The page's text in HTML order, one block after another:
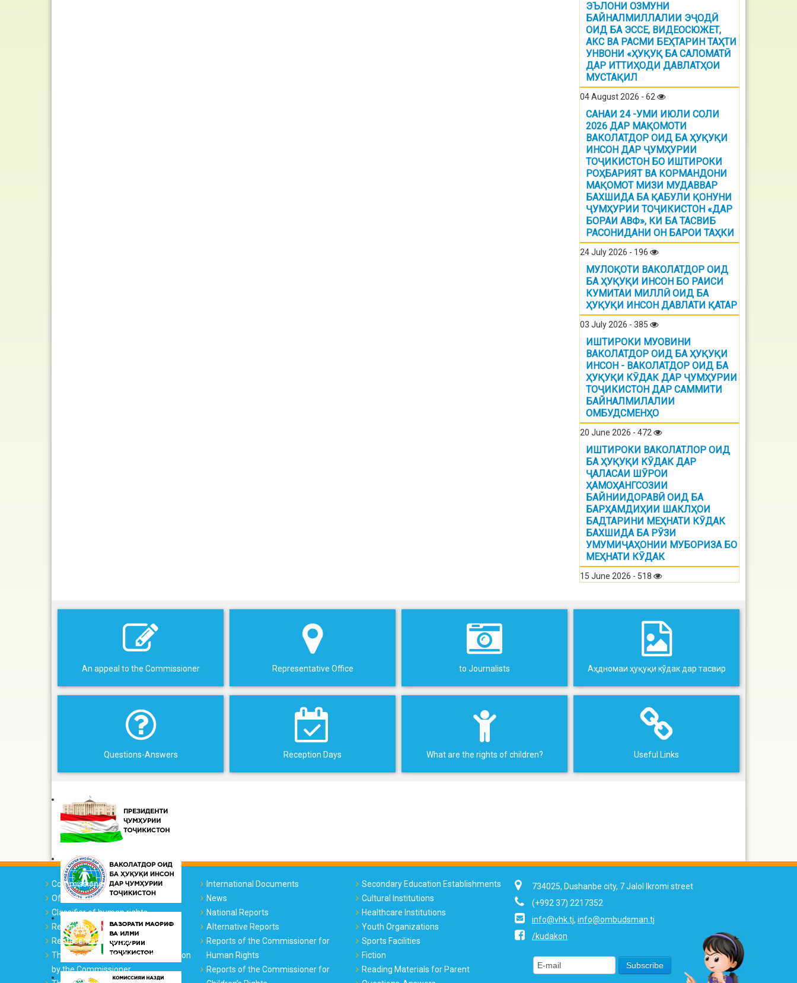
ЭЪЛОНИ ОЗМУНИ
БАЙНАЛМИЛЛАЛИИ ЭҶОДӢ
ОИД БА ЭССЕ, ВИДЕОСЮЖЕТ,
АКС ВА РАСМИ БЕҲТАРИН ТАҲТИ
УНВОНИ «ҲУҚУҚ БА САЛОМАТӢ
ДАР ИТТИҲОДИ ДАВЛАТҲОИ
МУСТАҚИЛ
04 August 2026 - 62
САНАИ 24 -УМИ ИЮЛИ СОЛИ
2026 ДАР МАҚОМОТИ
ВАКОЛАТДОР ОИД БА ҲУҚУҚИ
ИНСОН ДАР ҶУМҲУРИИ
ТОҶИКИСТОН БО ИШТИРОКИ
РОҲБАРИЯТ ВА КОРМАНДОНИ
МАҚОМОТ МИЗИ МУДАВВАР
БАХШИДА БА ҚАБУЛИ ҚОНУНИ
ҶУМҲУРИИ ТОҶИКИСТОН «ДАР
БОРАИ АВФ», КИ БА ТАСВИБ
РАСОНИДАНИ ОН БАРОИ ТАҲКИ
24 July 2026 - 196
МУЛОҚОТИ ВАКОЛАТДОР ОИД
БА ҲУҚУҚИ ИНСОН БО РАИСИ
КУМИТАИ МИЛЛӢ ОИД БА
ҲУҚУҚИ ИНСОН ДАВЛАТИ ҚАТАР
03 July 2026 - 385
ИШТИРОКИ МУОВИНИ
ВАКОЛАТДОР ОИД БА ҲУҚУҚИ
ИНСОН - ВАКОЛАТДОР ОИД БА
ҲУҚУҚИ КӮДАК ДАР ҶУМҲУРИИ
ТОҶИКИСТОН ДАР САММИТИ
БАЙНАЛМИЛАЛИИ
ОМБУДСМЕНҲО
20 June 2026 - 472
ИШТИРОКИ ВАКОЛАТЛОР ОИД
БА ҲУҚУҚИ КӮДАК ДАР
ҶАЛАСАИ ШӮРОИ
ҲАМОҲАНГСОЗИИ
БАЙНИИДОРАВӢ ОИД БА
БАРҲАМДИҲИИ ШАКЛҲОИ
БАДТАРИНИ МЕҲНАТИ КӮДАК
БАХШИДА БА РӮЗИ
УМУМИҶАҲОНИИ МУБОРИЗА БО
МЕҲНАТИ КӮДАК
15 June 2026 - 518
An appeal to the Commissioner
Questions-Answers
Representative Office
Reception Days
to Journalists
What are the rights of children?
Аҳдномаи ҳуқуқи кўдак дар тасвир
Useful Links
Commissioner
Office Structure
Classifier of human rights
Reception Days
Representative Office
The Procedure for Requesting Action
by the Commissioner
International Documents
News
National Reports
Alternative Reports
Reports of the Commissioner for
Human Rights
Reports of the Commissioner for
Secondary Education Establishments
Cultural Institutions
Healthcare Institutions
Youth Organizations
Sports Facilities
Fiction
Reading Materials for Parent
734025, Dushanbe city, 7 Jalol Ikromi street
(+992 37) 2217352
info@vhk.tj, info@ombudsman.tj
/kudakon